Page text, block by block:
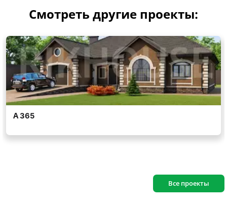
Смотреть другие проекты:
Все проекты